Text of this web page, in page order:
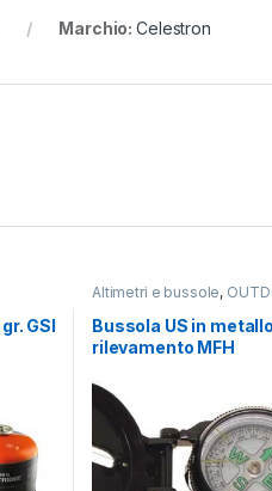
Marchio:Celestron
GSI
Altimetri e bussole,
Bussola US in
rilevamento MFH